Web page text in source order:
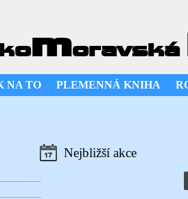
moravská
NA TO PLEMENNÁ KNIHA
Nejbližší akce